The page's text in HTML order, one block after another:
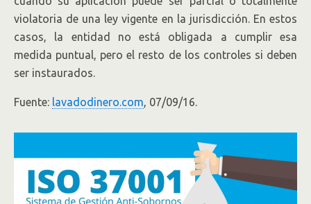
violatoria de una ley vigente en la jurisdicción. En estos
casos, la entidad no está obligada a cumplir esa
medida puntual, pero el resto de los controles si deben
ser instaurados.
Fuente: lavadodinero.com, 07/09/16.